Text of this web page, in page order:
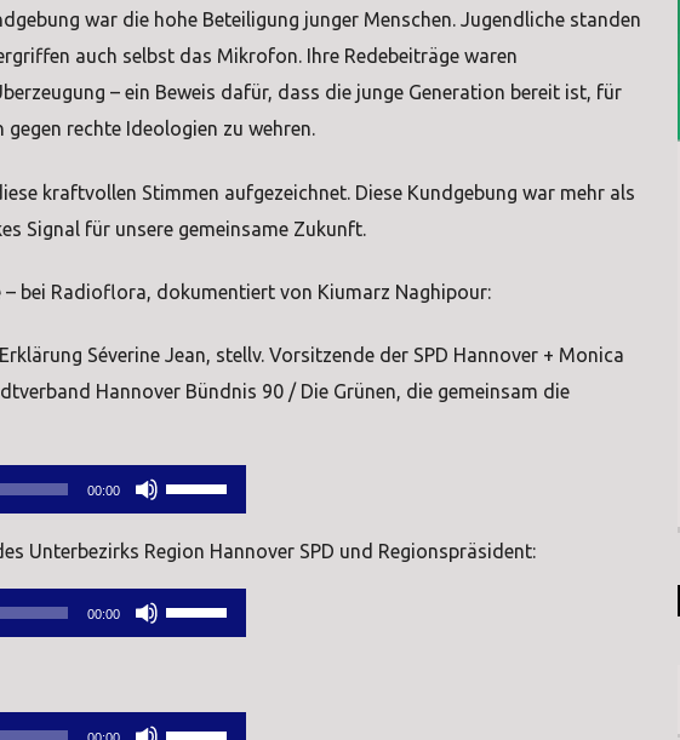
war die hohe Beteiligung junger Menschen. Jugendliche standen
auch selbst das Mikrofon. Ihre Redebeiträge waren
– ein Beweis dafür, dass die junge Generation bereit ist, für
rechte Ideologien zu wehren.
kraftvollen Stimmen aufgezeichnet. Diese Kundgebung war mehr als
Signal für unsere gemeinsame Zukunft.
bei Radioflora, dokumentiert von Kiumarz Naghipour:
Séverine Jean, stellv. Vorsitzende der SPD Hannover + Monica
Hannover Bündnis 90 / Die Grünen, die gemeinsam die
00:00
Pfeiltasten
Hoch/Runter
benutzen,
um
Unterbezirks Region Hannover SPD und Regionspräsident:
00:00
Pfeiltasten
Hoch/Runter
um
Pfeiltasten